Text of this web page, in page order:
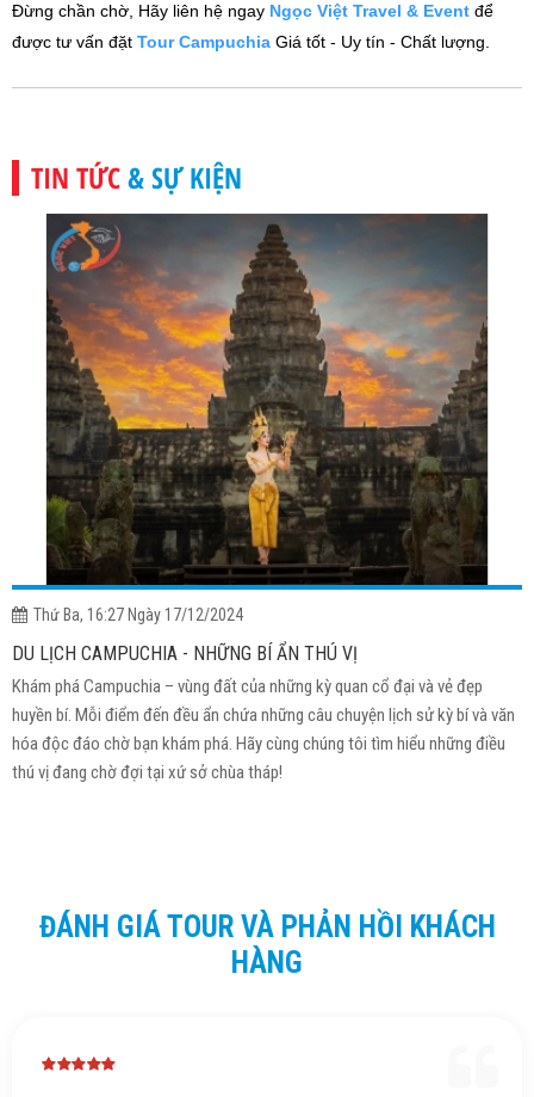
Đừng chần chờ, Hãy liên hệ ngay Ngọc Việt Travel & Event để
được tư vấn đặt Tour Campuchia Giá tốt - Uy tín - Chất lượng.
TIN TỨC& SỰ KIỆN
Thứ Ba, 16:27 Ngày 17/12/2024
DU LỊCH CAMPUCHIA - NHỮNG BÍ ẨN THÚ VỊ
Khám phá Campuchia – vùng đất của những kỳ quan cổ đại và vẻ đẹp
huyền bí. Mỗi điểm đến đều ẩn chứa những câu chuyện lịch sử kỳ bí và văn
hóa độc đáo chờ bạn khám phá. Hãy cùng chúng tôi tìm hiểu những điều
thú vị đang chờ đợi tại xứ sở chùa tháp!
ĐÁNH GIÁ TOUR VÀ PHẢN HỒI KHÁCH
HÀNG